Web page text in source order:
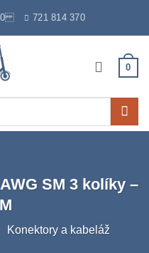
721 814 370
0
SM 3 kolíky –
Konektory a kabeláž